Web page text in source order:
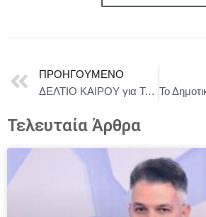
ΠΡΟΗΓΟΎΜΕΝΟ
ΔΕΛΤΙΟ ΚΑΙΡΟΥ για Τετάρτη 3/6
Τελευταία Άρθρα